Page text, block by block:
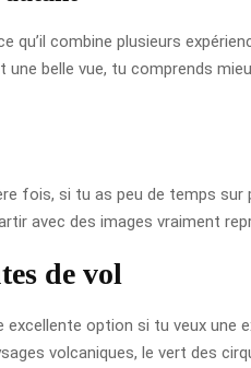
qu’il combine plusieurs
belle vue, tu comprends
fois, si tu as peu de temps
avec des images vraiment
de vol
excellente option si tu veux
volcaniques, le vert des